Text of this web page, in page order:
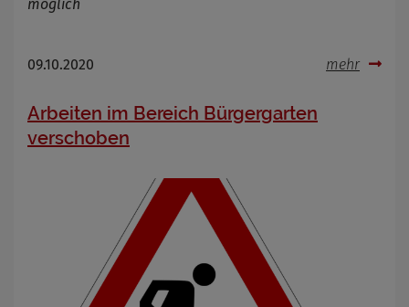
möglich
09.10.2020 mehr
Arbeiten im Bereich Bürgergarten
verschoben